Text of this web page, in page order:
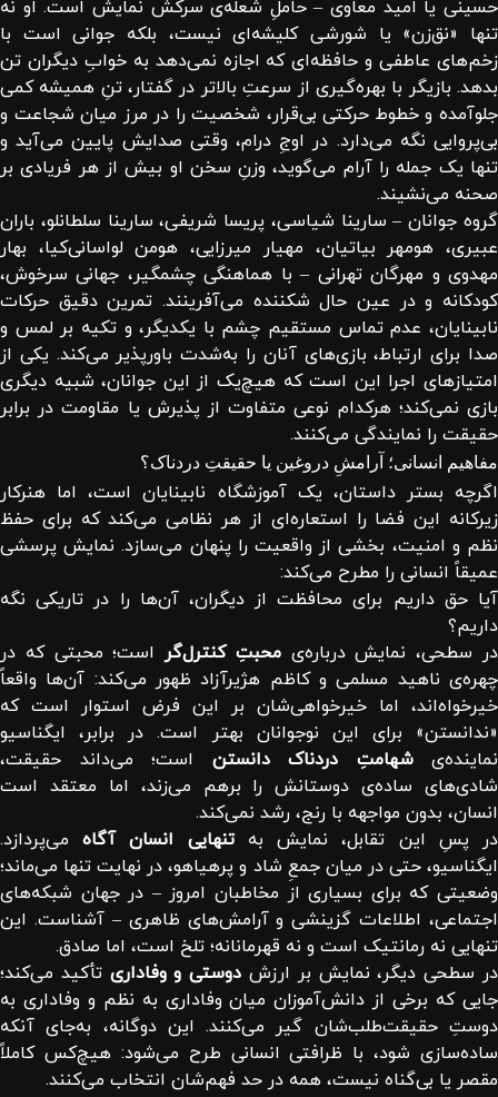
حسینی یا امید معاوی – حاملِ شعله‌ی سرکش نمایش است. او نه
تنها «نق‌زن» یا شورشی کلیشه‌ای نیست، بلکه جوانی است با
زخم‌های عاطفی و حافظه‌ای که اجازه نمی‌دهد به خوابِ دیگران تن
بدهد. بازیگر با بهره‌گیری از سرعتِ بالاتر در گفتار، تنِ همیشه کمی
جلوآمده و خطوط حرکتی بی‌قرار، شخصیت را در مرز میان شجاعت و
بی‌پروایی نگه می‌دارد. در اوجِ درام، وقتی صدایش پایین می‌آید و
تنها یک جمله را آرام می‌گوید، وزنِ سخن او بیش از هر فریادی بر
صحنه می‌نشیند.
گروه جوانان – سارینا شیاسی، پریسا شریفی، سارینا سلطانلو، باران
عبیری، هومهر بیاتیان، مهیار میرزایی، هومن لواسانی‌کیا، بهار
مهدوی و مهرگان تهرانی – با هماهنگی چشمگیر، جهانی سرخوش،
کودکانه و در عین حال شکننده می‌آفرینند. تمرین دقیق حرکات
نابینایان، عدم تماس مستقیم چشم با یکدیگر، و تکیه بر لمس و
صدا برای ارتباط، بازی‌های آنان را به‌شدت باورپذیر می‌کند. یکی از
امتیازهای اجرا این است که هیچ‌یک از این جوانان، شبیه دیگری
بازی نمی‌کند؛ هرکدام نوعی متفاوت از پذیرش یا مقاومت در برابر
حقیقت را نمایندگی می‌کنند.
مفاهیم انسانی؛ آرامشِ دروغین یا حقیقتِ دردناک؟
اگرچه بستر داستان، یک آموزشگاه نابینایان است، اما هنرکار
زیرکانه این فضا را استعاره‌ای از هر نظامی می‌کند که برای حفظ
نظم و امنیت، بخشی از واقعیت را پنهان می‌سازد. نمایش پرسشی
عمیقاً انسانی را مطرح می‌کند:
آیا حق داریم برای محافظت از دیگران، آن‌ها را در تاریکی نگه
داریم؟
در سطحی، نمایش درباره‌یمحبتِ کنترل‌گراست؛ محبتی که در
چهره‌ی ناهید مسلمی و کاظم ‌هژیرآزاد ظهور می‌کند: آن‌ها واقعاً
خیرخواه‌اند، اما خیرخواهی‌شان بر این فرض استوار است که
«ندانستن» برای این نوجوانان بهتر است. در برابر، ایگناسیو
نماینده‌یشهامتِ دردناک دانستن است؛ می‌داند حقیقت،
شادی‌های ساده‌ی دوستانش را برهم می‌زند، اما معتقد است
انسان، بدون مواجهه با رنج، رشد نمی‌کند.
در پسِ این تقابل، نمایش بهتنهایی انسان آگاهمی‌پردازد.
ایگناسیو، حتی در میان جمعِ شاد و پرهیاهو، در نهایت تنها می‌ماند؛
وضعیتی که برای بسیاری از مخاطبان امروز – در جهان شبکه‌های
اجتماعی، اطلاعات گزینشی و آرامش‌های ظاهری – آشناست. این
تنهایی نه رمانتیک است و نه قهرمانانه؛ تلخ است، اما صادق.
در سطحی دیگر، نمایش بر ارزش دوستی و وفاداری تأکید می‌کند؛
جایی که برخی از دانش‌آموزان میان وفاداری به نظم و وفاداری به
دوستِ حقیقت‌طلب‌شان گیر می‌کنند. این دوگانه، به‌جای آنکه
ساده‌سازی شود، با ظرافتی انسانی طرح می‌شود: هیچ‌کس کاملاً
مقصر یا بی‌گناه نیست، همه در حد فهم‌شان انتخاب می‌کنند.